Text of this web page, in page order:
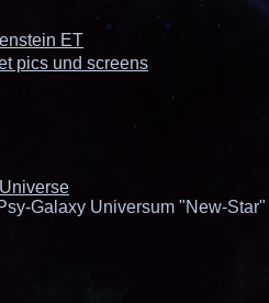
ET
pics und screens
Galaxy Universum "New-Star"